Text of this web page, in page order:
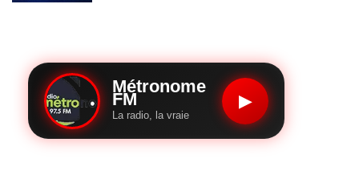
Métronome
FM
La radio, la vraie
▶